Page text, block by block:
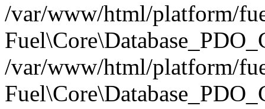
/var/www/html/platform/
/var/www/html/platform/